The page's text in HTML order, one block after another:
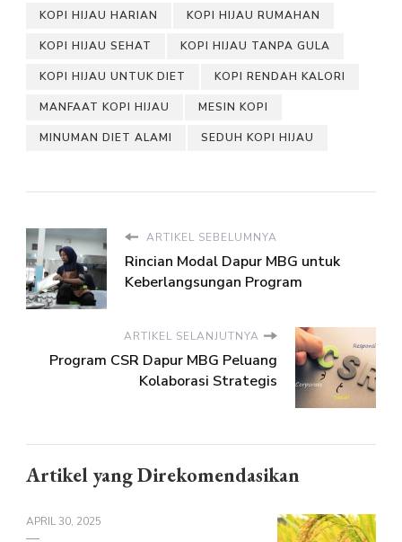
KOPI HIJAU HARIAN KOPI HIJAU RUMAHAN
KOPI HIJAU SEHAT KOPI HIJAU TANPA GULA
KOPI HIJAU UNTUK DIET KOPI RENDAH KALORI
MANFAAT KOPI HIJAU MESIN KOPI
MINUMAN DIET ALAMI SEDUH KOPI HIJAU
ARTIKEL SEBELUMNYA
Rincian Modal Dapur MBG untuk
Keberlangsungan Program
ARTIKEL SELANJUTNYA
Program CSR Dapur MBG Peluang
Kolaborasi Strategis
Artikel yang Direkomendasikan
APRIL 30, 2025